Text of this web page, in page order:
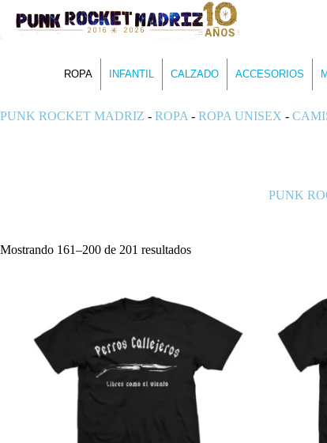
ROPA INFANTIL CALZADO ACCESORIOS
PUNK ROCKET MADRIZ - ROPA - ROPA UNISEX -
PUNK
Mostrando 161–200 de 201 resultadosOrdenado